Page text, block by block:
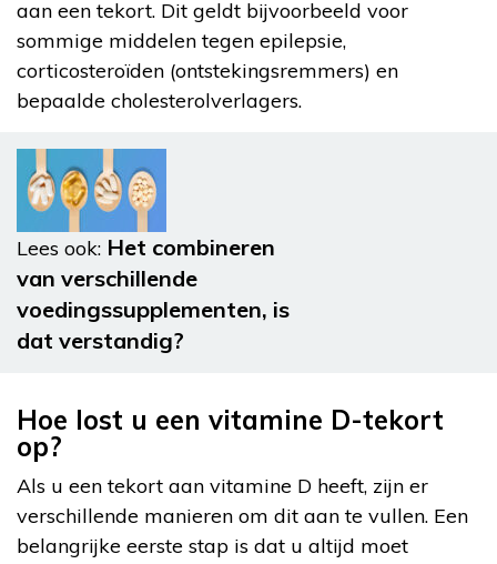
aan een tekort. Dit geldt bijvoorbeeld voor
sommige middelen tegen epilepsie,
corticosteroïden (ontstekingsremmers) en
bepaalde cholesterolverlagers.
Lees ook: Het combineren
van verschillende
voedingssupplementen, is
dat verstandig?
Hoe lost u een vitamine D-tekort
op?
Als u een tekort aan vitamine D heeft, zijn er
verschillende manieren om dit aan te vullen. Een
belangrijke eerste stap is dat u altijd moet